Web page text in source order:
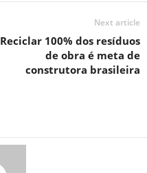
Next article
Reciclar 100% dos resíduos
de obra é meta de
construtora brasileira